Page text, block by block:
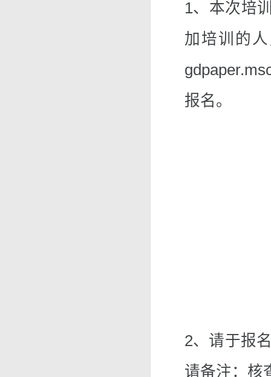
1、本次培
加培训的
报名。
2、请于报
请备注：核